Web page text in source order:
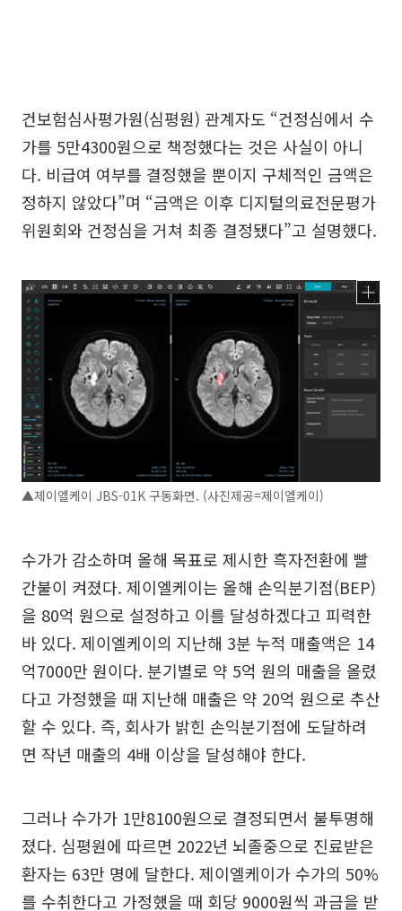
건보험심사평가원(심평원) 관계자도 “건정심에서 수
가를 5만4300원으로 책정했다는 것은 사실이 아니
다. 비급여 여부를 결정했을 뿐이지 구체적인 금액은
정하지 않았다”며 “금액은 이후 디지털의료전문평가
위원회와 건정심을 거쳐 최종 결정됐다”고 설명했다.
▲제이엘케이 JBS-01K 구동화면. (사진제공=제이엘케이)
수가가 감소하며 올해 목표로 제시한 흑자전환에 빨
간불이 켜졌다. 제이엘케이는 올해 손익분기점(BEP)
을 80억 원으로 설정하고 이를 달성하겠다고 피력한
바 있다. 제이엘케이의 지난해 3분 누적 매출액은 14
억7000만 원이다. 분기별로 약 5억 원의 매출을 올렸
다고 가정했을 때 지난해 매출은 약 20억 원으로 추산
할 수 있다. 즉, 회사가 밝힌 손익분기점에 도달하려
면 작년 매출의 4배 이상을 달성해야 한다.
그러나 수가가 1만8100원으로 결정되면서 불투명해
졌다. 심평원에 따르면 2022년 뇌졸중으로 진료받은
환자는 63만 명에 달한다. 제이엘케이가 수가의 50%
를 수취한다고 가정했을 때 회당 9000원씩 과금을 받